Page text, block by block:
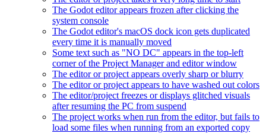
The Godot editor appears frozen after clicking the
system console
The Godot editor's macOS dock icon gets duplicated
every time it is manually moved
Some text such as "NO DC" appears in the top-left
corner of the Project Manager and editor window
The editor or project appears overly sharp or blurry
The editor or project appears to have washed out colors
The editor/project freezes or displays glitched visuals
after resuming the PC from suspend
The project works when run from the editor, but fails to
load some files when running from an exported copy